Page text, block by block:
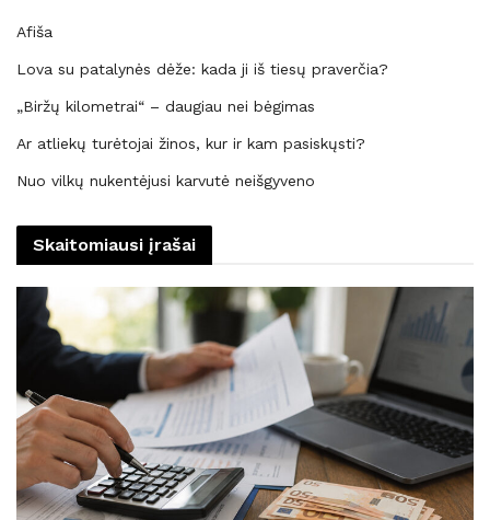
Afiša
Lova su patalynės dėže: kada ji iš tiesų praverčia?
„Biržų kilometrai“ – daugiau nei bėgimas
Ar atliekų turėtojai žinos, kur ir kam pasiskųsti?
Nuo vilkų nukentėjusi karvutė neišgyveno
Skaitomiausi įrašai